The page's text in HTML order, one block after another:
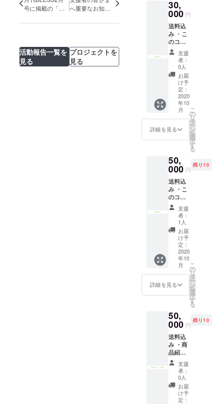
号に掲載の「あ
をご紹介しま
へ重要なお知ら
活動報告一覧を
見る
プロジェクトを
見る
で搾油・瓶詰め
したものです。
・万が一、あぶ
らえが不作の場
合は、市販品の
飛騨産えごま油
となる可能性が
あります。 ・お
礼のメッセージ
をお送りしま
30,
000 円
送料込
み ・こ
のコー
スは
「あぶ
らえの
実」は
【無
し】で
す。 ・
巻末の
支援者
一覧へ
記載す
るデー
タは
確認さ
せてい
ただき
ます。
・お礼
のメッ
セージ
をお送
りしま
す。
支援
者：
0人
お届
け予
定：
2020
年10
月
詳細を見る
こ
の
リ
タ
ー
ン
を
選
択
す
る
50,
000 円
残り10
送料込
み ・こ
のコー
スは
「あぶ
らえの
実」は
【無
し】で
す。 ・
巻末の
支援者
一覧／
ホーム
ページ
へ記載
データ
は追っ
て確認
させて
いただ
きま
す。 ・
お礼の
メッ
セージ
をお送
りしま
支援
者：
1人
お届
け予
定：
2020
年10
月
詳細を見る
こ
の
リ
タ
ー
ン
を
選
択
す
る
50,
000 円
残り10
送料込
み ・商
品紹介
／巻末
の支援
者一覧
へ記載
する
データ
支援
者：
0人
お届
け予
定：